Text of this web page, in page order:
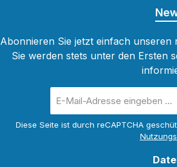
Abonnieren Sie jetzt einfach unseren
Sie werden stets unter den Ersten
Mail-
Diese Seite ist durch reCAPTCHA